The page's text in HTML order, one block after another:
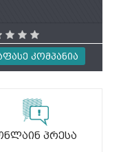
Კომპანია
Პრესა